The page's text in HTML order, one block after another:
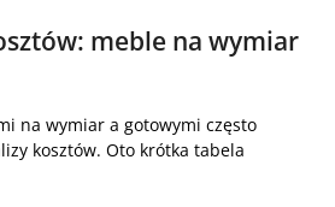
meble na wymiar
na wymiar a gotowymi często
kosztów. Oto krótka tabela